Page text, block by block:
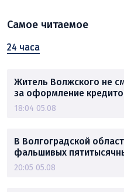
Самое читаемое
24 часа
Житель Волжского не
за оформление
18:04 05.08
В Волгоградской
фальшивых
20:05 05.08